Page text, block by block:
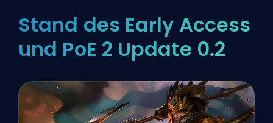
Stand des Early Access
und PoE 2 Update 0.2